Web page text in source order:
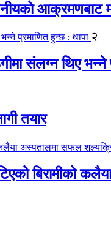
आक्रमणबाट
२
संलग्न थिए
तयार
बिरामीको